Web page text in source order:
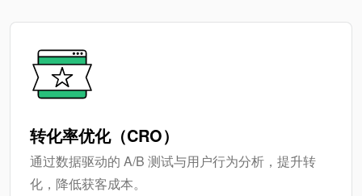
转化率优化（CRO）
通过数据驱动的 A/B 测试与用户行为分析，提升转
化，降低获客成本。